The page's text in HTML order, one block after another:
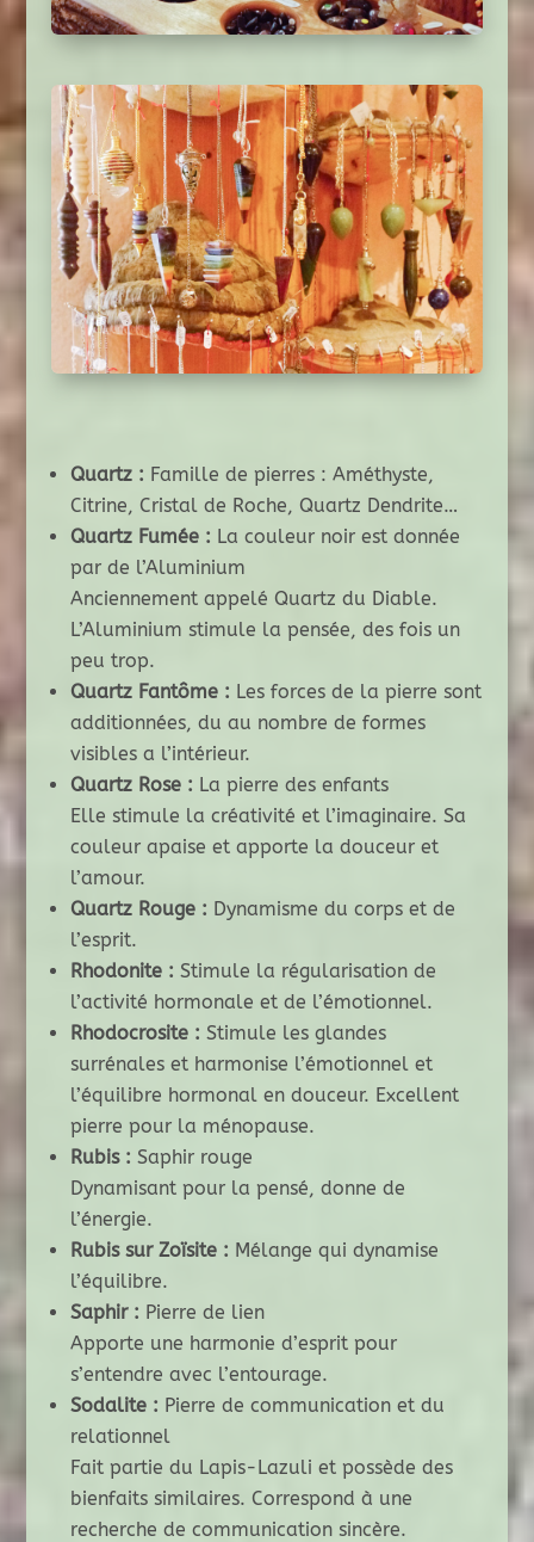
Quartz : Famille de pierres : Améthyste,
Citrine, Cristal de Roche, Quartz Dendrite…
Quartz Fumée : La couleur noir est donnée
par de l’Aluminium
Anciennement appelé Quartz du Diable.
L’Aluminium stimule la pensée, des fois un
peu trop.
Quartz Fantôme : Les forces de la pierre sont
additionnées, du au nombre de formes
visibles a l’intérieur.
Quartz Rose : La pierre des enfants
Elle stimule la créativité et l’imaginaire. Sa
couleur apaise et apporte la douceur et
l’amour.
Quartz Rouge : Dynamisme du corps et de
l’esprit.
Rhodonite : Stimule la régularisation de
l’activité hormonale et de l’émotionnel.
Rhodocrosite : Stimule les glandes
surrénales et harmonise l’émotionnel et
l’équilibre hormonal en douceur. Excellent
pierre pour la ménopause.
Rubis : Saphir rouge
Dynamisant pour la pensé, donne de
l’énergie.
Rubis sur Zoïsite : Mélange qui dynamise
l’équilibre.
Saphir : Pierre de lien
Apporte une harmonie d’esprit pour
s’entendre avec l’entourage.
Sodalite : Pierre de communication et du
relationnel
Fait partie du Lapis-Lazuli et possède des
bienfaits similaires. Correspond à une
recherche de communication sincère.